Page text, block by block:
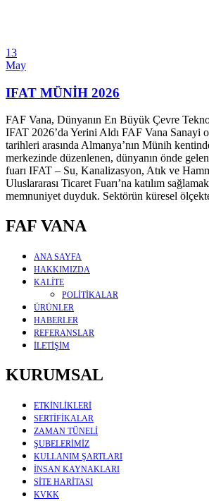
13
May
IFAT MÜNİH 2026
FAF Vana, Dünyanın En Büyük Çevre
IFAT 2026’da Yerini Aldı FAF Vana Sanayi
tarihleri arasında Almanya’nın Münih
merkezinde düzenlenen, dünyanın önde
fuarı IFAT – Su, Kanalizasyon, Atık ve
Uluslararası Ticaret Fuarı’na katılım
memnuniyet duyduk. Sektörün küresel
FAF VANA
ANA SAYFA
HAKKIMIZDA
KALİTE
POLİTİKALAR
ÜRÜNLER
HABERLER
REFERANSLAR
İLETİŞİM
KURUMSAL
ETKİNLİKLERİ
SERTİFİKALAR
ZAMAN TÜNELİ
ŞUBELERİMİZ
KULLANIM ŞARTLARI
İNSAN KAYNAKLARI
SİTE HARİTASI
KVKK